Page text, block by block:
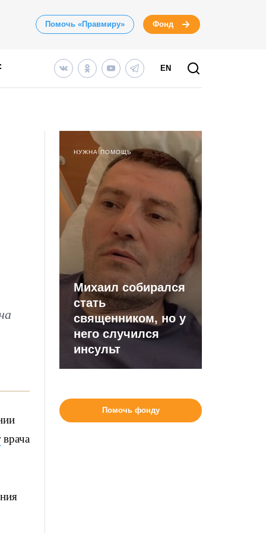
Помочь «Правмиру» Фонд
EN
врача
НУЖНА ПОМОЩЬ
Михаил собирался
стать
священником, но у
него случился
инсульт
Помочь фонду